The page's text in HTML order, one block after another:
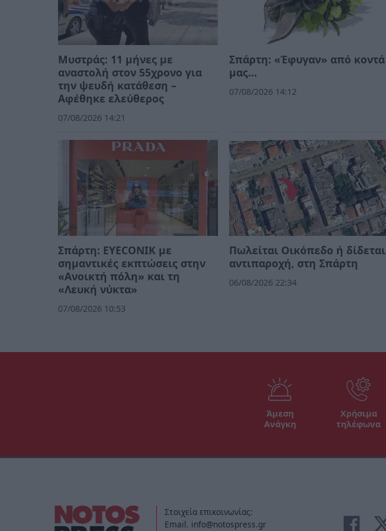
Μυστράς: 11 μήνες με
αναστολή στον 55χρονο για
την ψευδή κατάθεση –
Αφέθηκε ελεύθερος
07/08/2026 14:21
Σπάρτη: «Έφυγαν» από κοντά
μας…
07/08/2026 14:12
Σπάρτη: EYECONIK με
σημαντικές εκπτώσεις στην
«Ανοικτή πόλη» και τη
«Λευκή νύκτα»
07/08/2026 10:53
Πωλείται Οικόπεδο ή δίδεται
αντιπαροχή, στη Σπάρτη
06/08/2026 22:34
Άμεση
Ανάγκη
Χρήσιμα
τηλέφωνα
Στοιχεία επικοινωνίας:
Email. info@notospress.gr